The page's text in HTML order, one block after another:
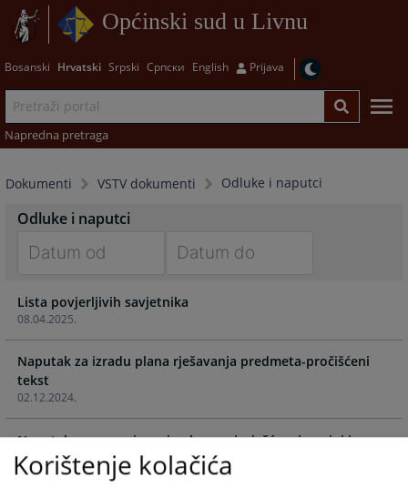
Općinski sud u Livnu
Bosanski Hrvatski Srpski Српски English Prijava
Napredna pretraga
Dokumenti VSTV dokumenti Odluke i naputci
Odluke i naputci
forward
to
interact
with
the
calendar
and
select
a
forward
interact
with
and
select
a
08.04.2025.
Lista povjerljivih savjetnika
02.12.2024.
Naputak za izradu plana rješavanja predmeta-pročišćeni
tekst
12.11.2024.
Naputak za popunjavanje obrasca izvješća o imovini i
interesima sudaca, tužitelja i članova Vijeća
Korištenje kolačića